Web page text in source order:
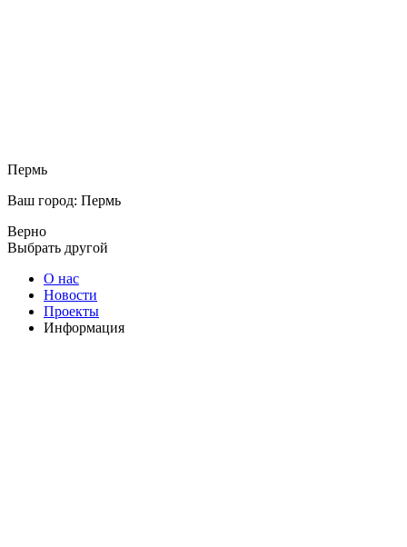
Пермь
Ваш город: Пермь
Верно
Выбрать другой
О нас
Новости
Проекты
Информация